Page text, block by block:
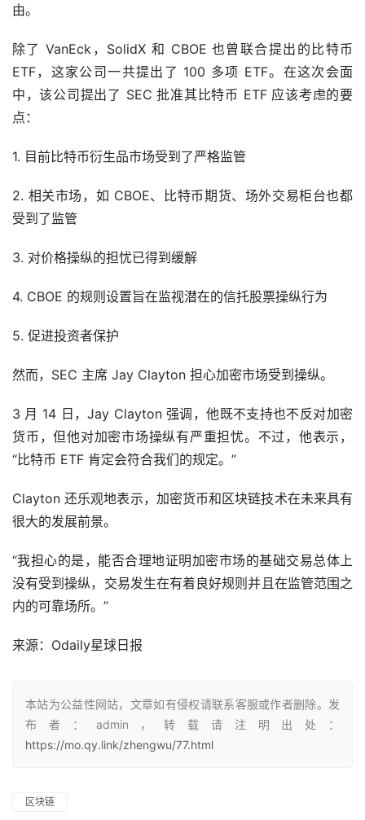
由。
除了 VanEck，SolidX 和 CBOE 也曾联合提出的比特币
ETF，这家公司一共提出了 100 多项 ETF。在这次会面
中，该公司提出了 SEC 批准其比特币 ETF 应该考虑的要
点：
1. 目前比特币衍生品市场受到了严格监管
2. 相关市场，如 CBOE、比特币期货、场外交易柜台也都
受到了监管
3. 对价格操纵的担忧已得到缓解
4. CBOE 的规则设置旨在监视潜在的信托股票操纵行为
5. 促进投资者保护
然而，SEC 主席 Jay Clayton 担心加密市场受到操纵。
3 月 14 日，Jay Clayton 强调，他既不支持也不反对加密
货币，但他对加密市场操纵有严重担忧。不过，他表示，
“比特币 ETF 肯定会符合我们的规定。”
Clayton 还乐观地表示，加密货币和区块链技术在未来具有
很大的发展前景。
“我担心的是，能否合理地证明加密市场的基础交易总体上
没有受到操纵，交易发生在有着良好规则并且在监管范围之
内的可靠场所。”
来源： Odaily星球日报
本站为公益性网站，文章如有侵权请联系客服或作者删除。发
布者：admin，转载请注明出处：
https://mo.qy.link/zhengwu/77.html
区块链